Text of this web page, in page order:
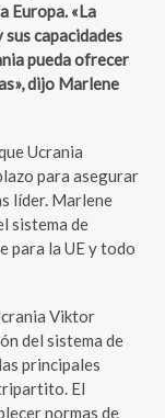
Europa. «La
capacidades
pueda ofrecer
dijo Marlene
Ucrania
para asegurar
líder. Marlene
sistema de
para la UE y todo
Viktor
del sistema de
principales
El
normas de